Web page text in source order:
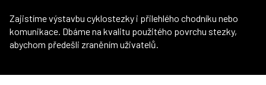
Zajistíme výstavbu cyklostezky i přilehlého chodníku nebo
komunikace. Dbáme na kvalitu použitého povrchu stezky,
abychom předešli zraněním uživatelů.